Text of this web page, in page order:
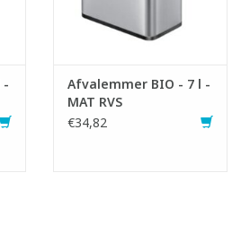
-
Afvalemmer BIO - 7 l -
MAT RVS
€34,82